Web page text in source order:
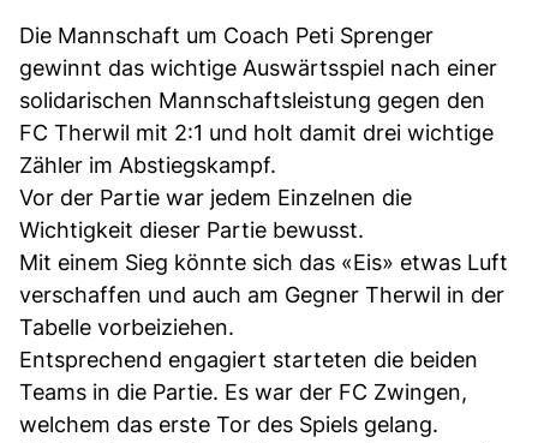
Die Mannschaft um Coach Peti Sprenger
gewinnt das wichtige Auswärtsspiel nach einer
solidarischen Mannschaftsleistung gegen den
FC Therwil mit 2:1 und holt damit drei wichtige
Zähler im Abstiegskampf.
Vor der Partie war jedem Einzelnen die
Wichtigkeit dieser Partie bewusst.
Mit einem Sieg könnte sich das «Eis» etwas Luft
verschaffen und auch am Gegner Therwil in der
Tabelle vorbeiziehen.
Entsprechend engagiert starteten die beiden
Teams in die Partie. Es war der FC Zwingen,
welchem das erste Tor des Spiels gelang.